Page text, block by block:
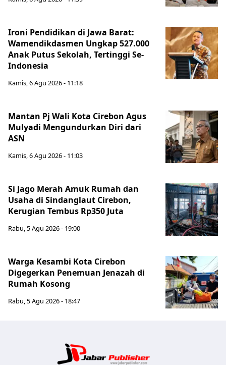
Ironi Pendidikan di Jawa Barat:
Wamendikdasmen Ungkap 527.000
Anak Putus Sekolah, Tertinggi Se-
Indonesia
Kamis, 6 Agu 2026 - 11:18
Mantan Pj Wali Kota Cirebon Agus
Mulyadi Mengundurkan Diri dari
ASN
Kamis, 6 Agu 2026 - 11:03
Si Jago Merah Amuk Rumah dan
Usaha di Sindanglaut Cirebon,
Kerugian Tembus Rp350 Juta
Rabu, 5 Agu 2026 - 19:00
Warga Kesambi Kota Cirebon
Digegerkan Penemuan Jenazah di
Rumah Kosong
Rabu, 5 Agu 2026 - 18:47